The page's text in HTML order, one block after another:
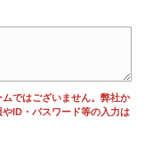
ではございません。弊社か
ID・パスワード等の入力は